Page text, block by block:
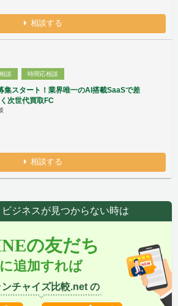
相談する
談 時間応相談
集スタート！業界唯一のAI搭載SaaSで差
次世代買取FC
相談する
ジネスが見つからない時は
の友だち
に追加すれば
ンチャイズ比較.net の